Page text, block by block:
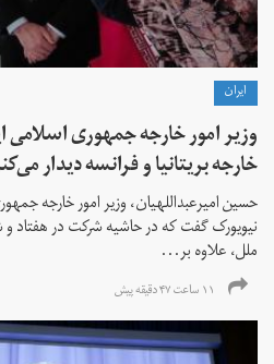
ايران
وزیر امور خارجه جمهوری اسلامی
خارجه بریتانیا و فرانسه دیدار
حسین امیرعبداللهیان، وزیر امور خارجه
نیویورک گفت که در حاشیه شرکت در
ملل، علاوه بر...
۱۱ ساعت ۴۷ دقیقه پیش